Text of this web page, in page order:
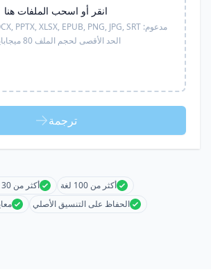
انقر أو اسحب الملفات هنا
مدعوم: PPTX, XLSX, EPUB, PNG, JPG, SRT,
الحد الأقصى لحجم الملف 80 ميجابايت
ترجمة
أكثر من 100 لغة
أكثر من 30 صيغة
الحفاظ على التنسيق الأصلي